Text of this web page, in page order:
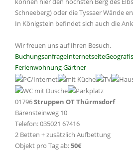
Schneeberg) oder die Tyssaer Wände
In Königstein befindet sich auch die
Wir freuen uns auf Ihren Besuch.
BuchungsanfrageInternetseite
Ferienwohnung Gärtner
01796Struppen OT Thürmsdorf
Bärensteinweg 10
Telefon: 035021 67416
2 Betten + zusätzlich Aufbettung
Objekt pro Tag ab:50€